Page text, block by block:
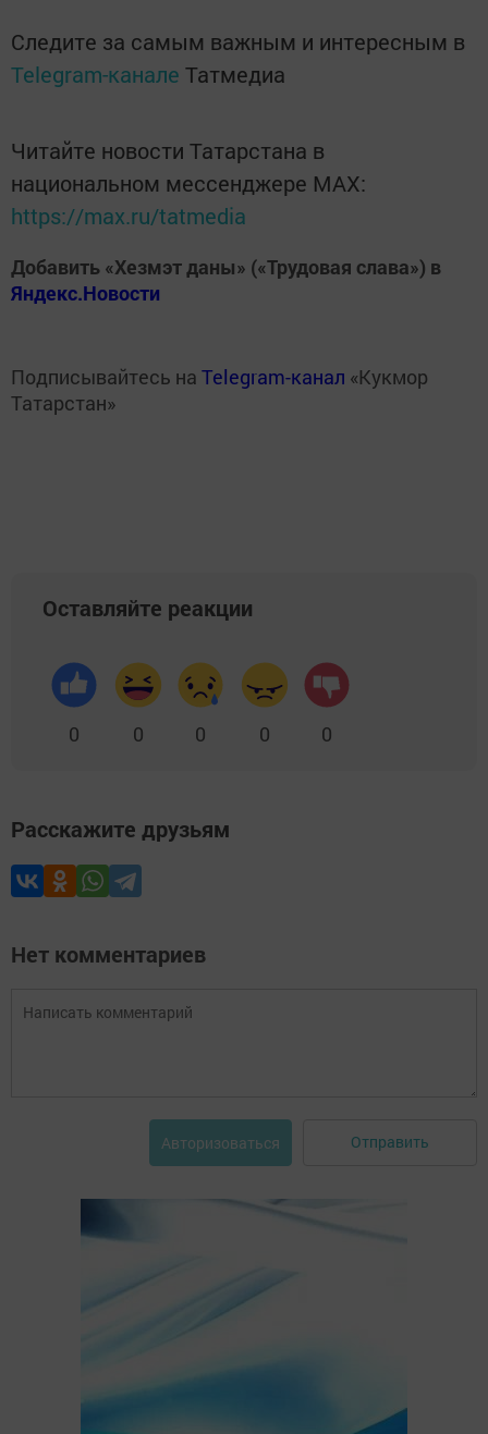
Следите за самым важным и интересным в
Telegram-канале Татмедиа
Читайте новости Татарстана в
национальном мессенджере MАХ:
https://max.ru/tatmedia
Добавить «Хезмэт даны» («Трудовая слава») в
Яндекс.Новости
Подписывайтесь на Telegram-канал «Кукмор
Татарстан»
Оставляйте реакции
0 0 0 0 0
Расскажите друзьям
Нет комментариев
Авторизоваться Отправить